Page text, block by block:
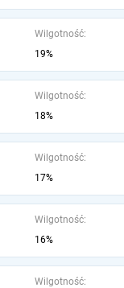
Wilgotność:
19%
Wilgotność:
18%
Wilgotność:
17%
Wilgotność:
16%
Wilgotność: